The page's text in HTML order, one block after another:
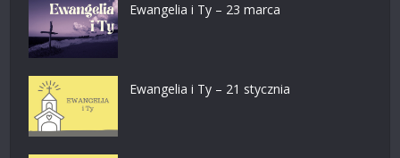
Ewangelia i Ty – 23 marca
Ewangelia i Ty – 21 stycznia